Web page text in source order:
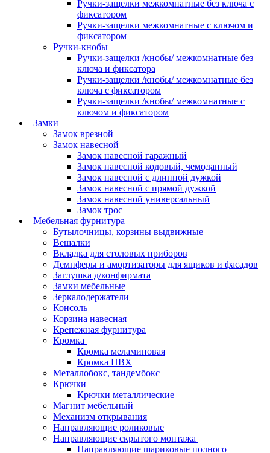
Ручки-защелки межкомнатные без ключа с
фиксатором
Ручки-защелки межкомнатные с ключом и
фиксатором
Ручки-кнобы
Ручки-защелки /кнобы/ межкомнатные без
ключа и фиксатора
Ручки-защелки /кнобы/ межкомнатные без
ключа с фиксатором
Ручки-защелки /кнобы/ межкомнатные с
ключом и фиксатором
Замки
Замок врезной
Замок навесной
Замок навесной гаражный
Замок навесной кодовый, чемоданный
Замок навесной с длинной дужкой
Замок навесной с прямой дужкой
Замок навесной универсальный
Замок трос
Мебельная фурнитура
Бутылочницы, корзины выдвижные
Вешалки
Вкладка для столовых приборов
Демпферы и амортизаторы для ящиков и фасадов
Заглушка д/конфирмата
Замки мебельные
Зеркалодержатели
Консоль
Корзина навесная
Крепежная фурнитура
Кромка
Кромка меламиновая
Кромка ПВХ
Металлобокс, тандембокс
Крючки
Крючки металлические
Магнит мебельный
Механизм открывания
Направляющие роликовые
Направляющие скрытого монтажа
Направляющие шариковые полного